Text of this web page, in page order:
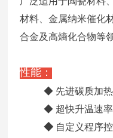
材料、金属纳米催化
合金及高熵化合物等
性能：
◆ 先进碳质加
◆ 超快升温速
◆ 自定义程序